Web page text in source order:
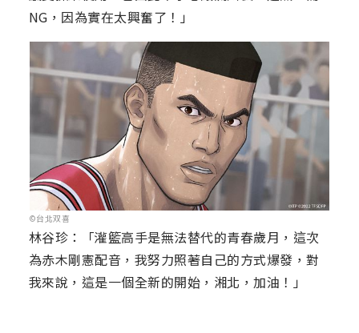
NG，因為實在太興奮了！」
©台北双喜
林谷珍：「灌籃高手是無法替代的青春歲月，這次
為赤木剛憲配音，我努力照著自己的方式爆發，對
我來說，這是一個全新的開始，湘北，加油！」